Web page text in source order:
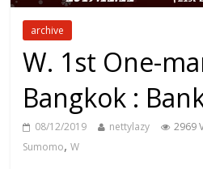
archive
W. 1st One-
Bangkok :
08/12/2019 nettylazy 2969
Sumomo,W